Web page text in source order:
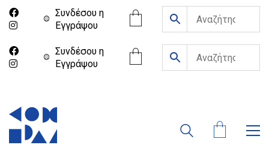
Συνδέσου η
Eγγράψου
Συνδέσου η
Eγγράψου